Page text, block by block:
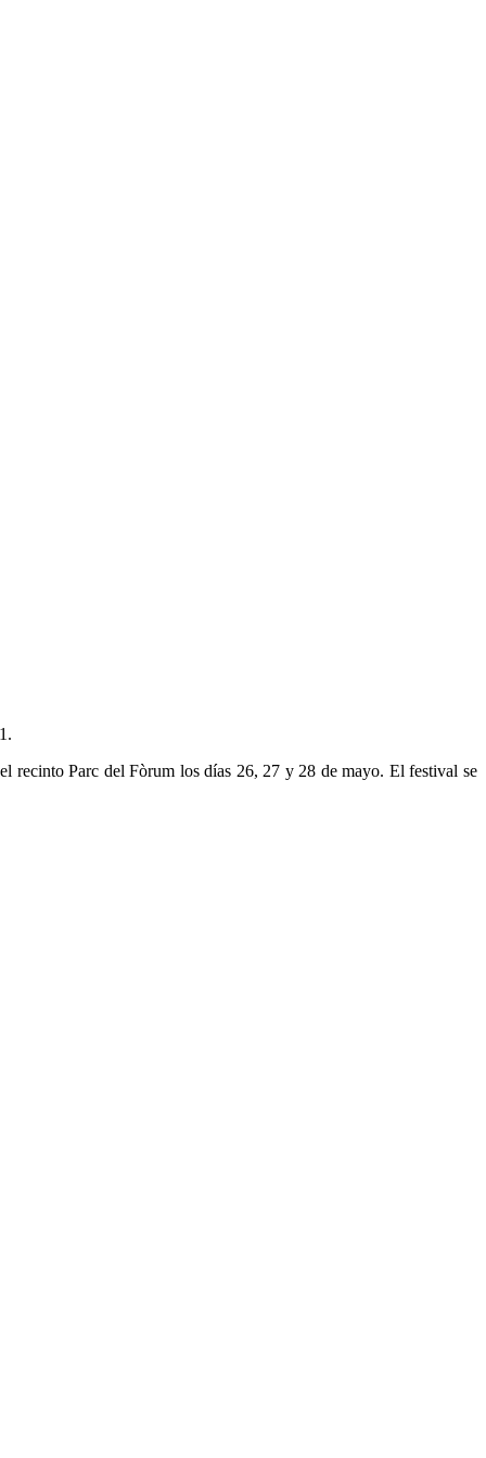
recinto Parc del Fòrum los días 26, 27 y 28 de mayo. El festival se